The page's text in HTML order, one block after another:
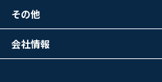
その他
会社情報